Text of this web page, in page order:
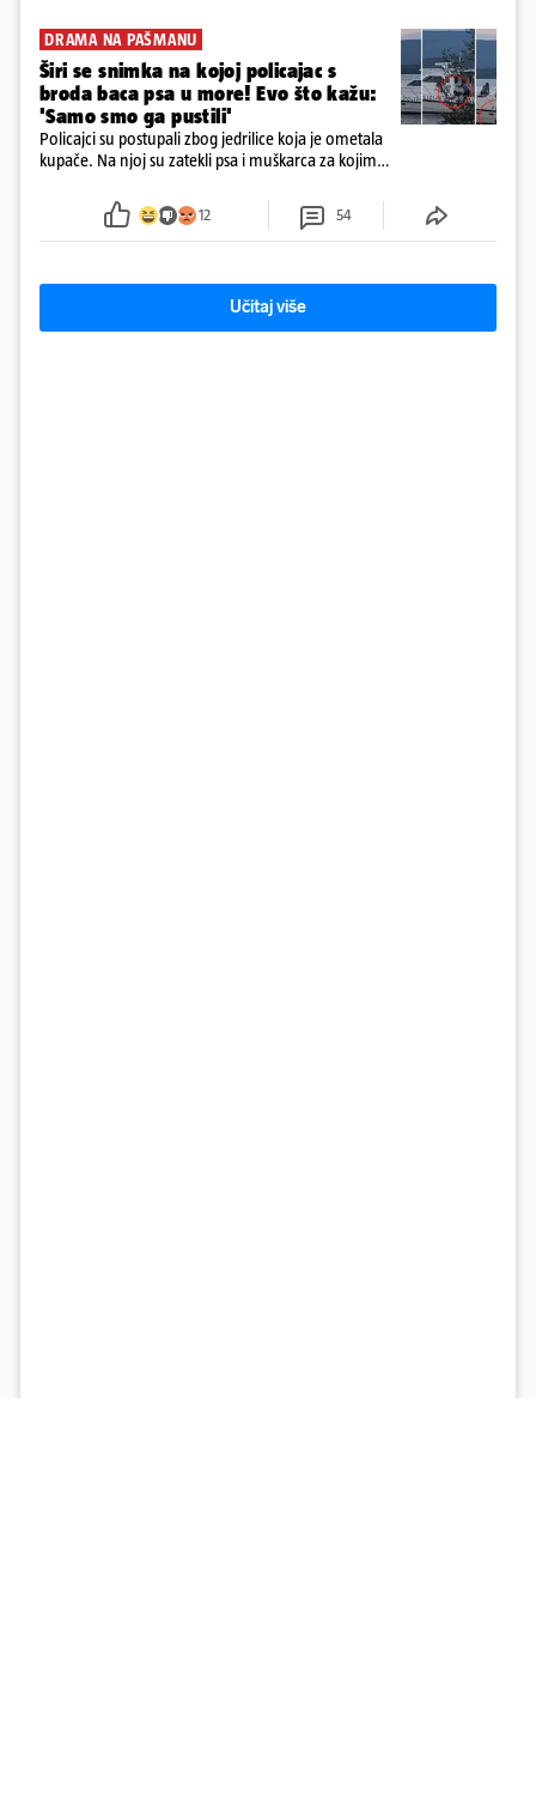
DRAMA NA PAŠMANU
Širi se snimka na kojoj policajac s
broda baca psa u more! Evo što kažu:
'Samo smo ga pustili'
Policajci su postupali zbog jedrilice koja je ometala
kupače. Na njoj su zatekli psa i muškarca za kojim
ga uhitili, a psa je preuzeo komunalni redar
12 54
Učitaj više